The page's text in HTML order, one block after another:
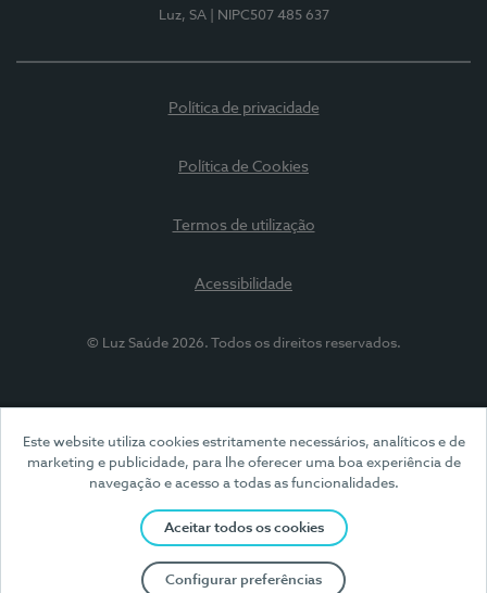
Este website utiliza cookies estritamente necessários, analíticos e de
marketing e publicidade, para lhe oferecer uma boa experiência de
navegação e acesso a todas as funcionalidades.
Aceitar todos os cookies
Configurar preferências
Luz, SA
| NIPC507 485 637
Política de privacidade
Política de Cookies
Termos de utilização
Acessibilidade
© Luz Saúde 2026. Todos os direitos reservados.